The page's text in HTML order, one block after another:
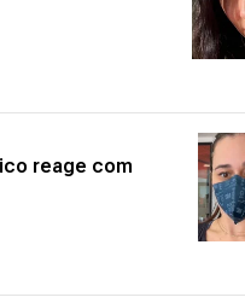
reage com